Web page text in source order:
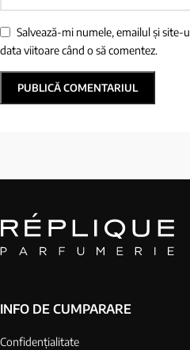
Salvează-mi numele, emailul și
data viitoare când o să comentez.
INFO DE CUMPARARE
Confidențialitate